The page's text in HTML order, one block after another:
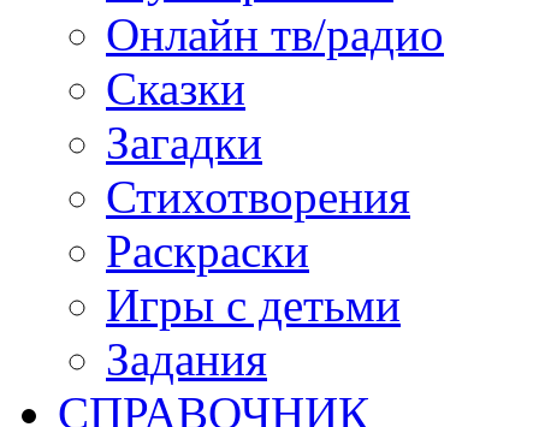
Онлайн тв/радио
Сказки
Загадки
Стихотворения
Раскраски
Игры c детьми
Задания
СПРАВОЧНИК